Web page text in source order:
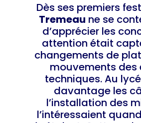
Dès ses premiers
Tremeau ne se
d’apprécier les
attention était
changements de
mouvements des
techniques. Au
davantage les
l’installation des
l’intéressaient